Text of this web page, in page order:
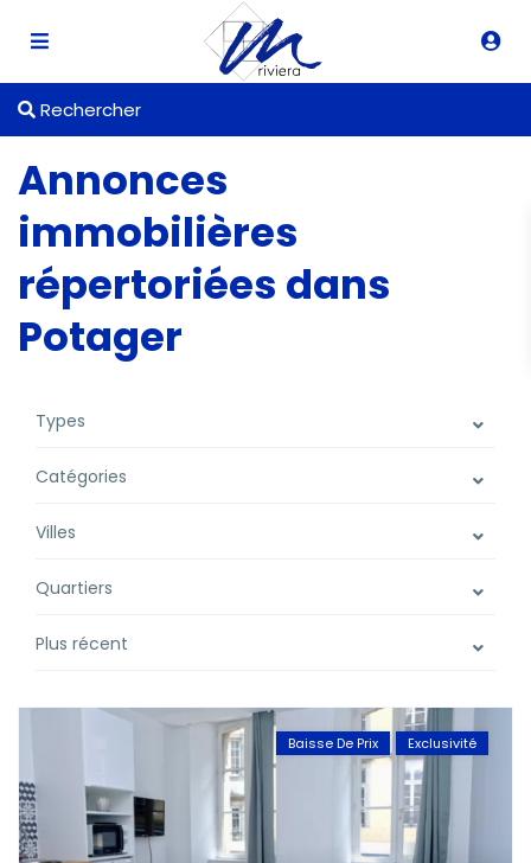
Rechercher
Annonces
immobilières
répertoriées dans
Potager
Types
Catégories
Villes
Quartiers
Plus récent
Baisse De Prix Exclusivité